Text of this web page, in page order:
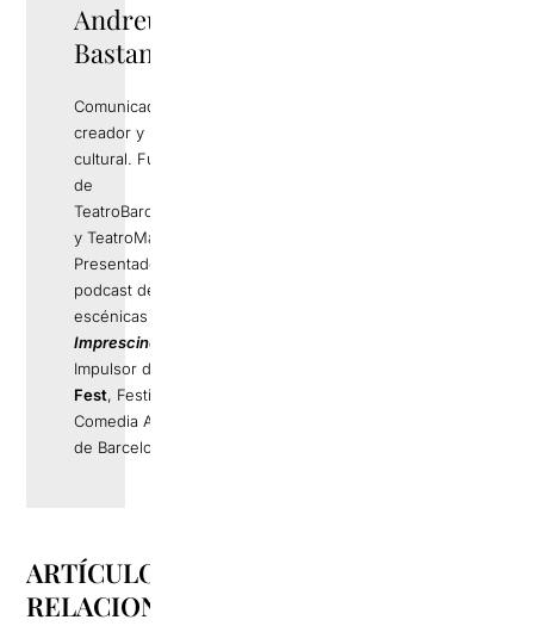
Andreu Rami
Bastante
Comunicador,
creador y productor
cultural. Fundador
de
TeatroBarcelona.com
y TeatroMadrid.com.
Presentador del
podcast de artes
escénicas
Imprescindibles
Impulsor de
Fest, Festival de
Comedia Alternativa
de Barcelona.
ARTÍCULOS
RELACIONADOS